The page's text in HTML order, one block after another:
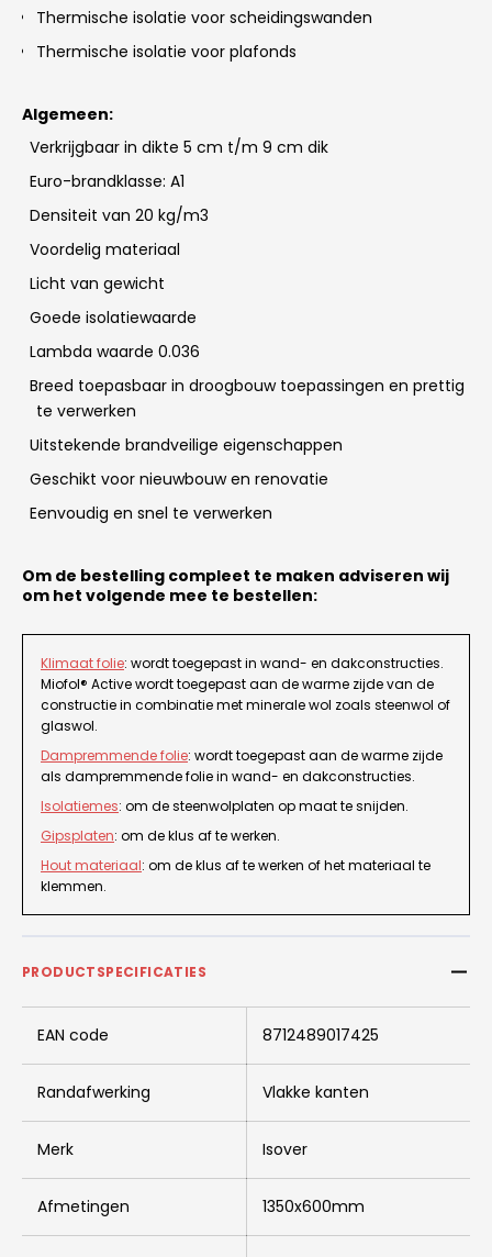
Thermische isolatie voor scheidingswanden
Thermische isolatie voor plafonds
Algemeen:
Verkrijgbaar in dikte 5 cm t/m 9 cm dik
Euro-brandklasse: A1
Densiteit van 20 kg/m3
Voordelig materiaal
Licht van gewicht
Goede isolatiewaarde
Lambda waarde 0.036
Breed toepasbaar in droogbouw toepassingen en prettig
te verwerken
Uitstekende brandveilige eigenschappen
Geschikt voor nieuwbouw en renovatie
Eenvoudig en snel te verwerken
Om de bestelling compleet te maken adviseren wij
om het volgende mee te bestellen:
Klimaat folie: wordt toegepast in wand- en dakconstructies.
Miofol® Active wordt toegepast aan de warme zijde van de
constructie in combinatie met minerale wol zoals steenwol of
glaswol.
Dampremmende folie: wordt toegepast aan de warme zijde
als dampremmende folie in wand- en dakconstructies.
Isolatiemes: om de steenwolplaten op maat te snijden.
Gipsplaten: om de klus af te werken.
Hout materiaal: om de klus af te werken of het materiaal te
klemmen.
PRODUCTSPECIFICATIES
EAN code 8712489017425
Randafwerking Vlakke kanten
Merk Isover
Afmetingen 1350x600mm